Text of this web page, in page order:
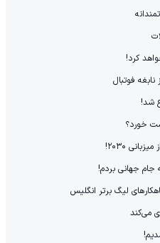
کرد!
فوتبال
شد!
خورد؟
۲۰۳۰!
جام جهانی بردم!
لیگ برتر انگلیس
می‌کند